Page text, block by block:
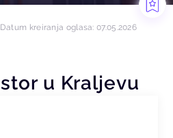
Datum kreiranja oglasa: 07.05.2026
u Kraljevu